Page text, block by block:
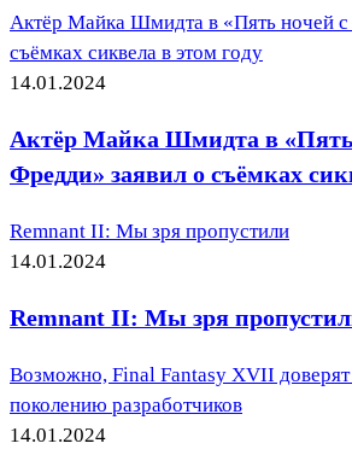
Актёр Майка Шмидта в «Пять ночей с
съёмках сиквела в этом году
14.01.2024
Актёр Майка Шмидта в «Пять
Фредди» заявил о съёмках
Remnant II: Мы зря пропустили
14.01.2024
Remnant II: Мы зря
Возможно, Final Fantasy XVII
поколению разработчиков
14.01.2024